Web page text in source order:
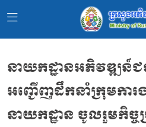
នាយកដ្ឋានអភិវឌ្ឍន៍
អញ្ជើញដឹកនាំក្រុមការ
នាយកដ្ឋាន ចូលរួមកិច្ច